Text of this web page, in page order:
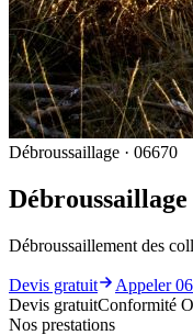
Débroussaillage · 06670
Débroussaillement des
Devis gratuit
Appeler
Devis gratuitConformité
Nos prestations